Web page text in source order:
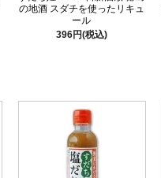
の地酒 スダチを使ったリキュ
ール
396円(税込)